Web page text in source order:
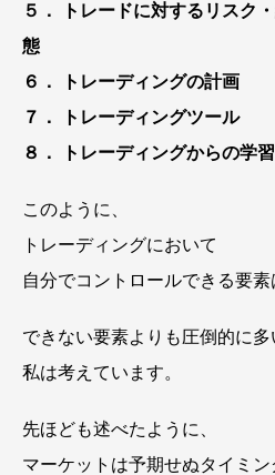
５． トレードに対するリスク
態
６． トレーディングの計画
７． トレーディングツール
８． トレーディングからの学習
このように、
トレーディングにおいて
自分でコントロールできる要素
できない要素よりも圧倒的に多
私は考えています。
先ほども述べたように、
マーケットは予期せぬタイミン